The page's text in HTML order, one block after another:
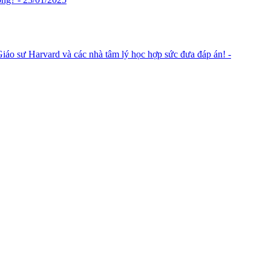
sư Harvard và các nhà tâm lý học hợp sức đưa đáp án! -